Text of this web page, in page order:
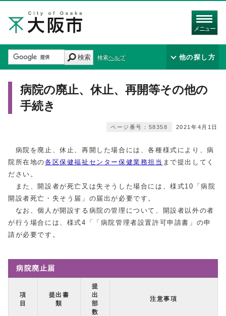
メニュー
検索 検索ヘルプ 他の探し方
病院の廃止、休止、再開等その他の
手続き
2021年4月1日
ページ番号：58358
病院を廃止、休止、再開した場合には、各種様式により、病
院所在地の各区保健福祉センター保健業務担当 まで提出してく
ださい。
また、開設者が死亡又は失そうした場合には、様式10「病院
開設者死亡・失そう届」の届出が必要です。
なお、個人が開設する病院の管理について、開設者以外の者
が行う場合には、様式4「「病院管理者設置許可申請書」の申
請が必要です。
病院廃止届
項
目
提出書
類
提
出
部
数
注意事項